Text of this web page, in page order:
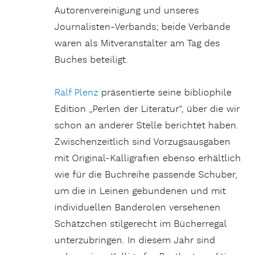
Autorenvereinigung und unseres
Journalisten-Verbands; beide Verbände
waren als Mitveranstalter am Tag des
Buches beteiligt.
Ralf Plenz präsentierte seine bibliophile
Edition „Perlen der Literatur“, über die wir
schon an anderer Stelle berichtet haben.
Zwischenzeitlich sind Vorzugsausgaben
mit Original-Kalligrafien ebenso erhältlich
wie für die Buchreihe passende Schuber,
um die in Leinen gebundenen und mit
individuellen Banderolen versehenen
Schätzchen stilgerecht im Bücherregal
unterzubringen. In diesem Jahr sind